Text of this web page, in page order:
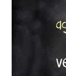
CHOISIR